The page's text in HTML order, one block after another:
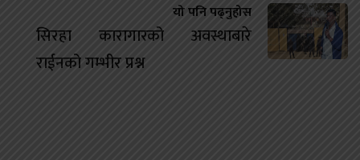
यो पनि पढ्नुहोस
सिरहा कारागारको अवस्थाबारे
राईनको गम्भीर प्रश्न